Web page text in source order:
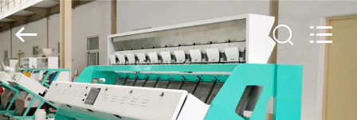
ДОМ
Hongshi
Optoelectronic
High-
tech
Co.,Ltd.
All
Rights
Reserved.